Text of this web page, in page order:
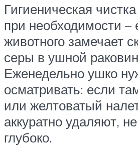
Гигиеническая
при необходимости –
животного замечает
серы в ушной
Еженедельно ушко
осматривать: если
или желтоватый
аккуратно удаляют,
глубоко.